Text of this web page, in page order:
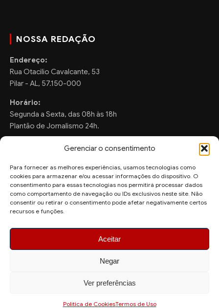
Gerenciar o consentimento
Para fornecer as melhores experiências, usamos tecnologias como
cookies para armazenar e/ou acessar informações do dispositivo. O
consentimento para essas tecnologias nos permitirá processar dados
como comportamento de navegação ou IDs exclusivos neste site. Não
consentir ou retirar o consentimento pode afetar negativamente certos
recursos e funções.
Aceitar
Negar
Ver preferências
Politica de CookiesTermos de Uso
NOSSA REDAÇÃO
Endereço:
Rua Otacilio Cavalcante, 53
Pilar - AL, 57.150-000
Horário:
Segunda a Sexta, das 08h às 18h
Plantão de Jornalismo 24h.
FALE CONOSCO
Sugestões de Pauta:
ronaldo.valentim150@gmail.com
© 2026 AquiAgora - Todos os direitos reservados.